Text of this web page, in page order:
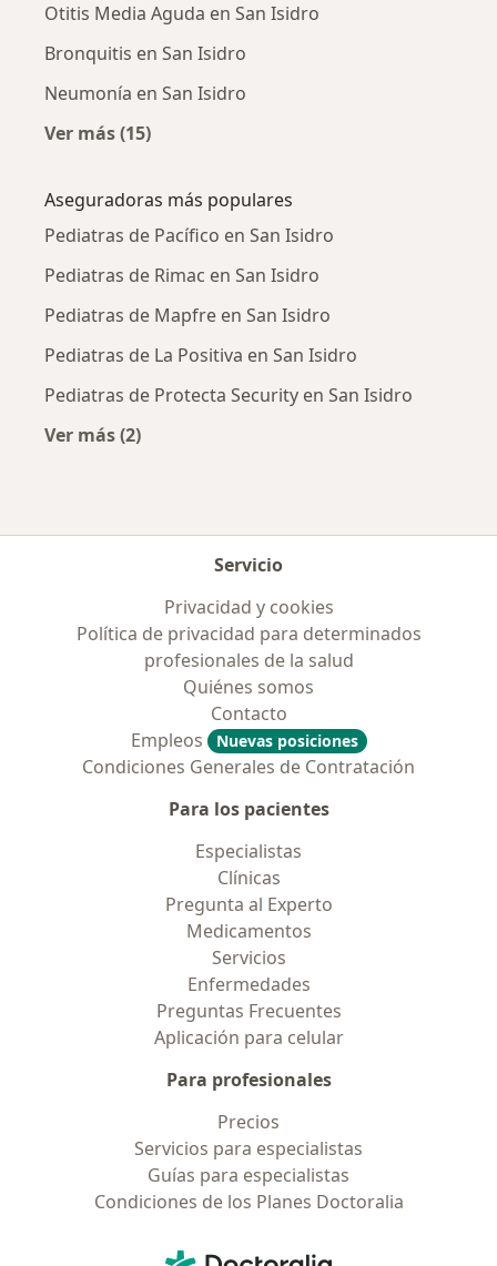
Otitis Media Aguda en San Isidro
Bronquitis en San Isidro
Neumonía en San Isidro
Ver más (15)
Aseguradoras más populares
Pediatras de Pacífico en San Isidro
Pediatras de Rimac en San Isidro
Pediatras de Mapfre en San Isidro
Pediatras de La Positiva en San Isidro
Pediatras de Protecta Security en San Isidro
Ver más (2)
Servicio
Privacidad y cookies
Política de privacidad para determinados
profesionales de la salud
Quiénes somos
Contacto
Empleos
Nuevas posiciones
Condiciones Generales de Contratación
Para los pacientes
Especialistas
Clínicas
Pregunta al Experto
Medicamentos
Servicios
Enfermedades
Preguntas Frecuentes
Aplicación para celular
Para profesionales
Precios
Servicios para especialistas
Guías para especialistas
Condiciones de los Planes Doctoralia
Doctoralia - Página de inicio